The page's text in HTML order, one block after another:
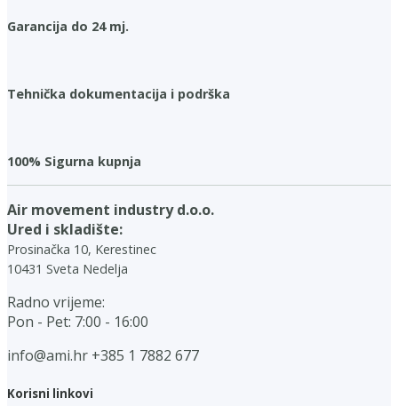
Garancija do 24 mj.
Tehnička dokumentacija i podrška
100% Sigurna kupnja
Air movement industry d.o.o.
Ured i skladište:
Prosinačka 10, Kerestinec
10431 Sveta Nedelja
Radno vrijeme:
Pon - Pet: 7:00 - 16:00
info@ami.hr +385 1 7882 677
Korisni linkovi